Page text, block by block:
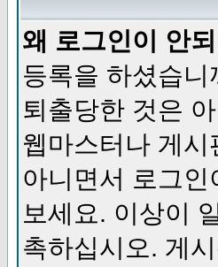
왜 로그인이 안
등록을 하셨습
퇴출당한 것은
웹마스터나 게
아니면서 로그
보세요. 이상이
촉하십시오. 게